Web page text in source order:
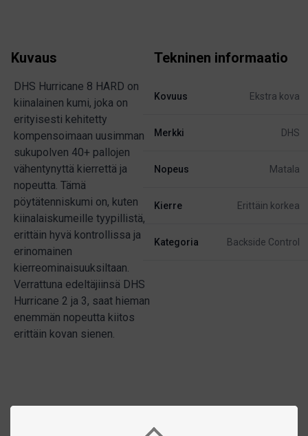
Kuvaus
DHS Hurricane 8 HARD on
kiinalainen kumi, joka on
erityisesti kehitetty
kompensoimaan uusimman
sukupolven 40+ pallojen
vähentynyttä kierrettä ja
nopeutta. Tämä
pöytätenniskumi on, kuten
kiinalaiskumeille tyypillistä,
erittäin hyvä kontrollissa ja
erinomainen
kierreominaisuuksiltaan.
Verrattuna edeltäjiinsä DHS
Hurricane 2 ja 3, saat hieman
enemmän nopeutta kiitos
erittäin kovan sienen.
Tekninen informaatio
Kovuus Ekstra kova
Merkki DHS
Nopeus Matala
Kierre Erittäin korkea
Kategoria Backside Control